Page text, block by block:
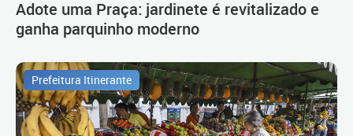
Adote uma Praça: jardinete é revitalizado e
ganha parquinho moderno
Prefeitura Itinerante